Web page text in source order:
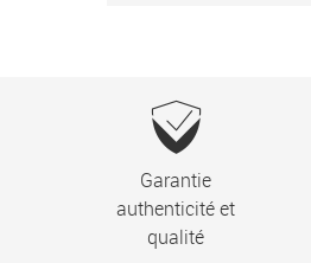
Garantie
authenticité et
qualité